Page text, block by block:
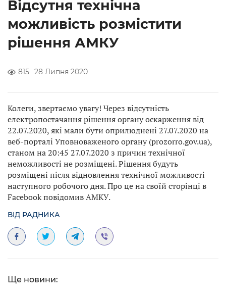
Відсутня технічна
можливість розмістити
рішення АМКУ
815 28 Липня 2020
Колеги, звертаємо увагу! Через відсутність
електропостачання рішення органу оскарження від
22.07.2020, які мали бути оприлюднені 27.07.2020 на
веб-порталі Уповноваженого органу (prozorro.gov.ua),
станом на 20:45 27.07.2020 з причин технічної
неможливості не розміщені. Рішення будуть
розміщені після відновлення технічної можливості
наступного робочого дня. Про це на своїй сторінці в
Facebook повідомив АМКУ.
ВІД РАДНИКА
Ще новини: